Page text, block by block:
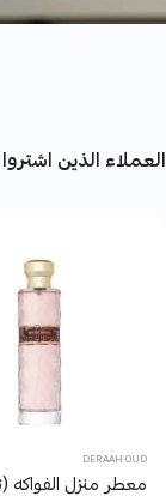
العملاء الذين
DERAAH OUD
معطر منزل الفواكه